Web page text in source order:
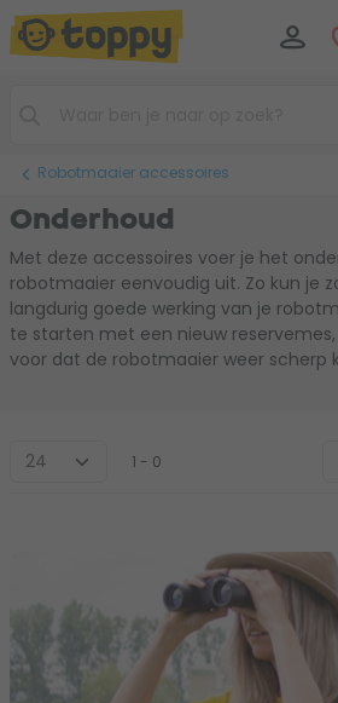
Robotmaaier accessoires
Onderhoud
Met deze accessoires voer je het
robotmaaier eenvoudig uit. Zo kun je
langdurig goede werking van je
te starten met een nieuw
voor dat de robotmaaier weer scherp
1 - 0